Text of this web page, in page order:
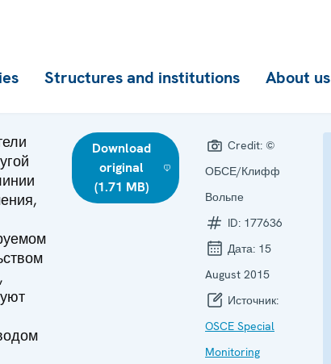
Structures and institutions About us
Download
original
(1.71 MB)
Credit: ©
ОБСЕ/Клифф
Вольпе
ID: 177636
Дата: 15
August 2015
Источник:
OSCE Special
Monitoring